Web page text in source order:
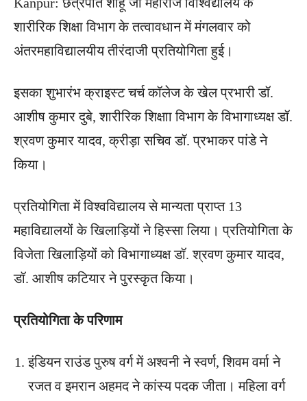
शारीरिक शिक्षा विभाग के तत्वावधान में मंगलवार को
अंतरमहाविद्यालयीय तीरंदाजी प्रतियोगिता हुई।
इसका शुभारंभ क्राइस्ट चर्च कॉलेज के खेल प्रभारी डॉ.
आशीष कुमार दुबे, शारीरिक शिक्षाा विभाग के विभागाध्यक्ष डॉ.
श्रवण कुमार यादव, क्रीड़ा सचिव डॉ. प्रभाकर पांडे ने
किया।
प्रतियोगिता में विश्वविद्यालय से मान्यता प्राप्त 13
महाविद्यालयों के खिलाड़ियों ने हिस्सा लिया। प्रतियोगिता के
विजेता खिलाड़ियों को विभागाध्यक्ष डॉ. श्रवण कुमार यादव,
डॉ. आशीष कटियार ने पुरस्कृत किया।
प्रतियोगिता के परिणाम
इंडियन राउंड पुरुष वर्ग में अश्वनी ने स्वर्ण, शिवम वर्मा ने
रजत व इमरान अहमद ने कांस्य पदक जीता। महिला वर्ग